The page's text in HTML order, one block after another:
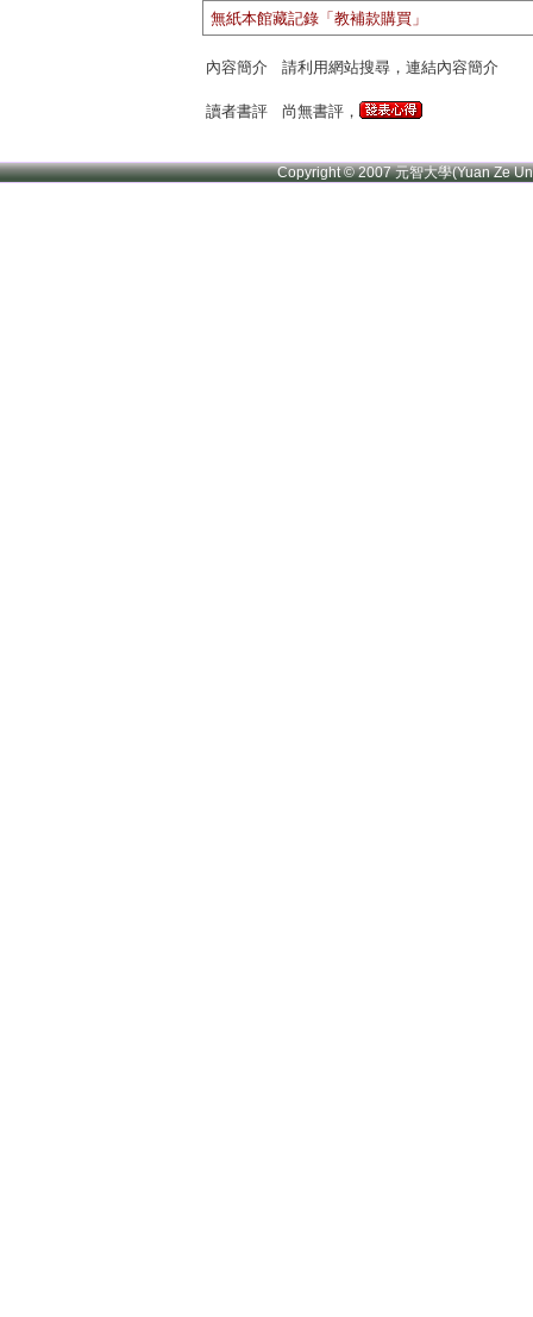
無紙本館藏記錄「教補款購買」
內容簡介 請利用網站搜尋，連結內容簡介
讀者書評 尚無書評，
Copyright © 2007 元智大學(Yuan Ze